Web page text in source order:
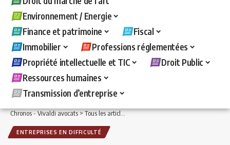
Environnement / Energie
Finance et patrimoine
Fiscal
Immobilier
Professions réglementées
Propriété intellectuelle et TIC
Droit Public
Ressources humaines
Transmission d’entreprise
Chronos - Vivaldi avocats>Tous les articles >Affaires / Finances>Entreprises en
ENTREPRISES EN DIFFICULTÉ